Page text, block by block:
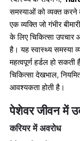
समस्याओं को व्यक्त करने
एक व्यक्ति जो गंभीर
के लिए चिकित्सा उपचार
है। यह स्वास्थ्य समस्या
महत्वपूर्ण हर्डल हो
चिकित्सा देखभाल,
आवश्यकता होती है।
पेशेवर जीवन में
करियर में अवरोध